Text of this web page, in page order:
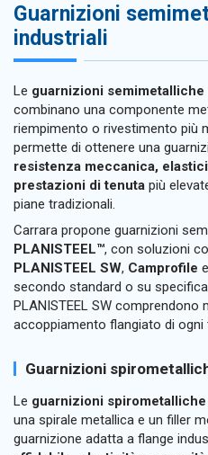
Guarnizioni
industriali
Le guarnizioni
combinano una componente
riempimento o rivestimento più
permette di ottenere una
resistenza meccanica,
prestazioni di tenuta più
piane tradizionali.
Carrara propone guarnizioni
PLANISTEEL™, con soluzioni
PLANISTEEL SW, Camprofile
secondo standard o su
PLANISTEEL SW comprendono
accoppiamento flangiato di ogni
Guarnizioni
Le guarnizioni
una spirale metallica e un filler
guarnizione adatta a flange